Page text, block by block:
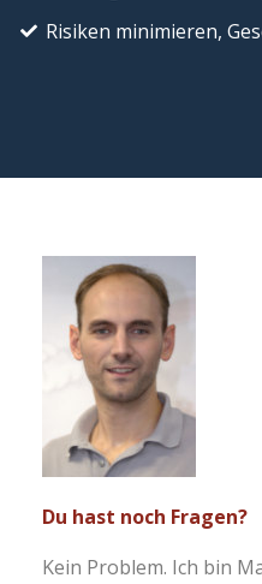
Risiken minimieren,
Du hast noch Fragen?
Kein Problem. Ich bin